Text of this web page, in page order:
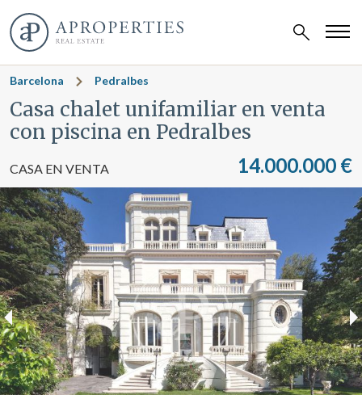
Barcelona Pedralbes
Casa chalet unifamiliar en venta
con piscina en Pedralbes
CASA EN VENTA 14.000.000 €